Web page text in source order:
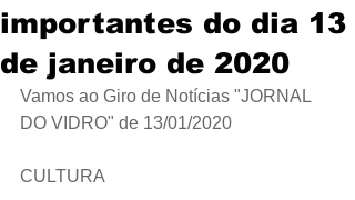
importantes do dia 13
de janeiro de 2020
Vamos ao Giro de Notícias "JORNAL
DO VIDRO" de 13/01/2020
CULTURA